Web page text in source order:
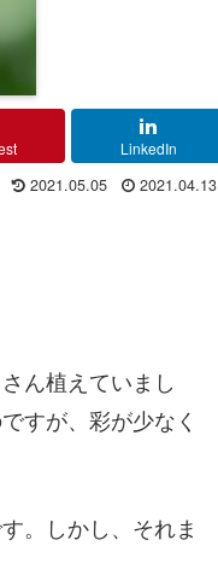
LinkedIn
2021.05.05 2021.04.13
ん植えていまし
すが、彩が少なく
。しかし、それま